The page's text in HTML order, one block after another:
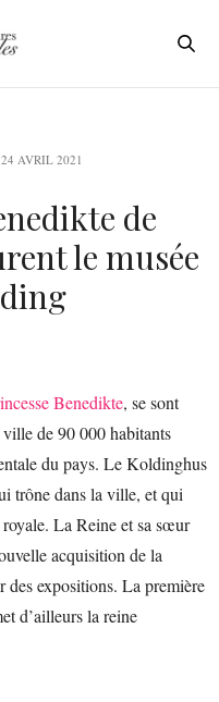
24 AVRIL 2021
de
le musée
Benedikte, se sont
de 90 000 habitants
du pays. Le Koldinghus
trône dans la ville, et qui
La Reine et sa sœur
acquisition de la
expositions. La première
d’ailleurs la reine